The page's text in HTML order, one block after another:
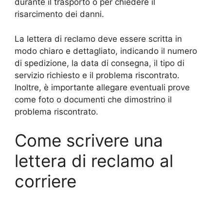
durante il trasporto o per chiedere il
risarcimento dei danni.
La lettera di reclamo deve essere scritta in
modo chiaro e dettagliato, indicando il numero
di spedizione, la data di consegna, il tipo di
servizio richiesto e il problema riscontrato.
Inoltre, è importante allegare eventuali prove
come foto o documenti che dimostrino il
problema riscontrato.
Come scrivere una
lettera di reclamo al
corriere